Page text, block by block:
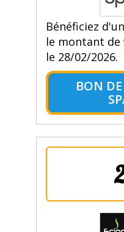
Bénéficiez
le montant de
le 28/02/2026.
BON